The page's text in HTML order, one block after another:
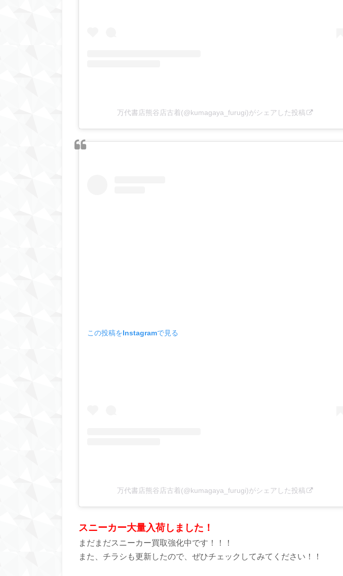
万代書店熊谷店古着(@kumagaya_furugi)がシェアした投稿
この投稿をInstagramで見る
万代書店熊谷店古着(@kumagaya_furugi)がシェアした投稿
スニーカー大量入荷しました！
まだまだスニーカー買取強化中です！！！
また、チラシも更新したので、ぜひチェックしてみてください！！